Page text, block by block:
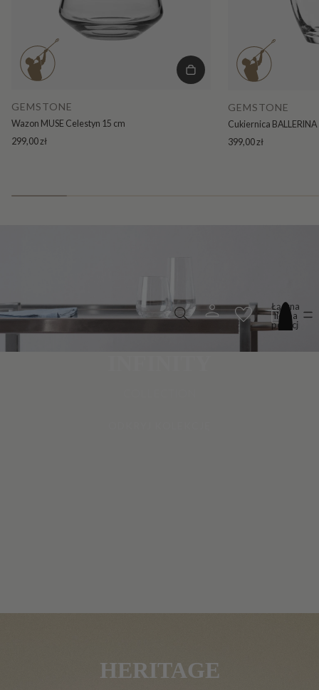
Łączna
liczba
pozycji
w
GEMSTONE
Wazon MUSE Celestyn 15 cm
299,00 zł
GEMSTONE
Cukiernica BALLERINA
399,00 zł
HERITAGE